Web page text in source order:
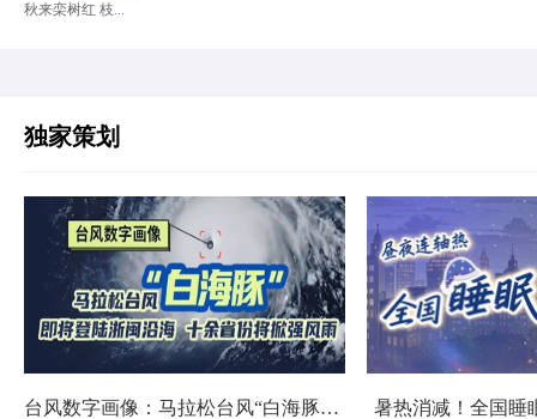
秋来栾树红 枝...
独家策划
台风数字画像：马拉松台风“白海豚”将影响十余省份 暑热消减！全国睡